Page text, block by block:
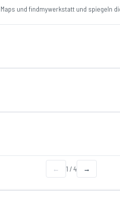
und findmywerkstatt und spiegeln
← 1 / 4 →